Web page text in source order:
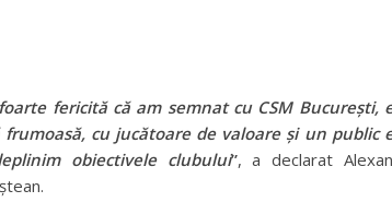
fericită că am semnat cu CSM
frumoasă, cu jucătoare de valoare și un
obiectivele clubului”, a declarat